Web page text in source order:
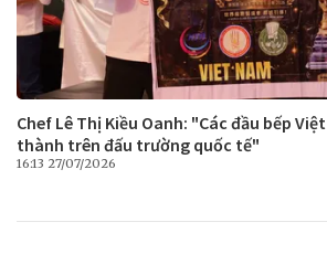
Chef Lê Thị Kiều Oanh: "Các đầu bếp
thành trên đấu trường quốc tế"
16:13 27/07/2026